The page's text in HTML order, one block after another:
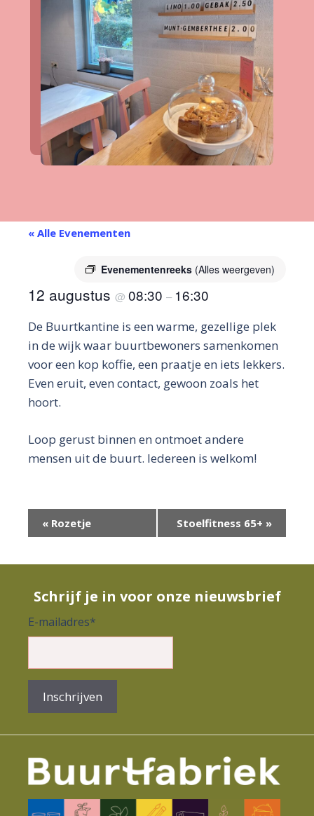
« Alle Evenementen
Evenementenreeks (Alles weergeven)
12 augustus @ 08:30 – 16:30
De Buurtkantine is een warme, gezellige plek
in de wijk waar buurtbewoners samenkomen
voor een kop koffie, een praatje en iets lekkers.
Even eruit, even contact, gewoon zoals het
hoort.
Loop gerust binnen en ontmoet andere
mensen uit de buurt. Iedereen is welkom!
v
e
n
e
m
e
n
t
N
a
v
i
« Rozetje Stoelfitness 65+ »
Schrijf je in voor onze nieuwsbrief
E-mailadres*
Inschrijven